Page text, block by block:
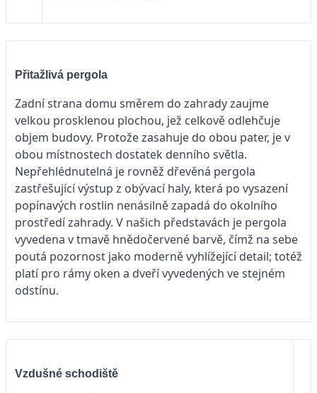
Přitažlivá pergola
Zadní strana domu směrem do zahrady zaujme
velkou prosklenou plochou, jež celkově odlehčuje
objem budovy. Protože zasahuje do obou pater, je v
obou místnostech dostatek denního světla.
Nepřehlédnutelná je rovněž dřevěná pergola
zastřešující výstup z obývací haly, která po vysazení
popínavých rostlin nenásilně zapadá do okolního
prostředí zahrady. V našich představách je pergola
vyvedena v tmavě hnědočervené barvě, čímž na sebe
poutá pozornost jako moderně vyhlížející detail; totéž
platí pro rámy oken a dveří vyvedených ve stejném
odstínu.
Vzdušné schodiště